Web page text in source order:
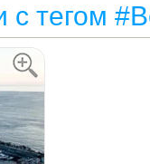
с тегом